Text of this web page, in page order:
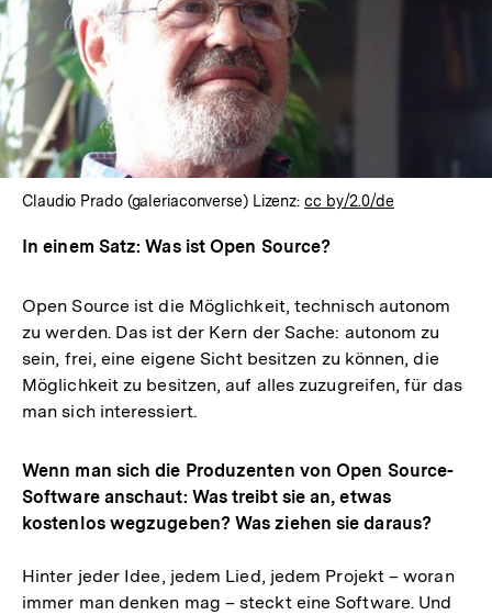
In
Lightbox
öffnen
Claudio Prado (galeriaconverse) Lizenz: cc by/2.0/de
In einem Satz: Was ist Open Source?
Open Source ist die Möglichkeit, technisch autonom
zu werden. Das ist der Kern der Sache: autonom zu
sein, frei, eine eigene Sicht besitzen zu können, die
Möglichkeit zu besitzen, auf alles zuzugreifen, für das
man sich interessiert.
Wenn man sich die Produzenten von Open Source-
Software anschaut: Was treibt sie an, etwas
kostenlos wegzugeben? Was ziehen sie daraus?
Hinter jeder Idee, jedem Lied, jedem Projekt – woran
immer man denken mag – steckt eine Software. Und